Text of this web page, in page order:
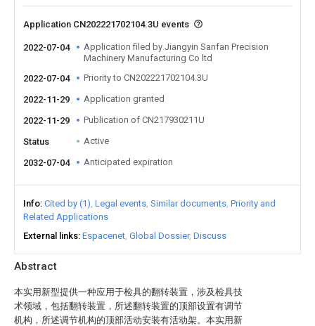
Abstract
本实用新型提供一种应用于检具的翻转装置，涉及检具技
术领域，包括翻转装置，所述翻转装置的顶部设置有调节
机构，所述调节机构的顶部活动安装有活动架。本实用新
Application CN202221702104.3U events
2022-07-04
Application filed by Jiangyin Sanfan Precision
Machinery Manufacturing Co ltd
2022-07-04
Priority to CN202221702104.3U
2022-11-29 Application granted
2022-11-29 Publication of CN217930211U
Status Active
2032-07-04 Anticipated expiration
Info Cited by (1) Legal events Similar documents Priority and
Related Applications
External links Espacenet Global Dossier Discuss